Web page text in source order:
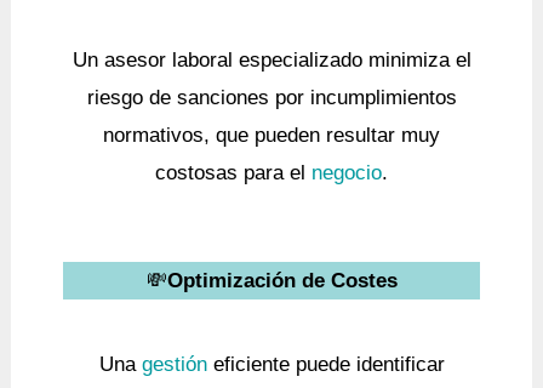
Un asesor laboral especializado minimiza el
riesgo de sanciones por incumplimientos
normativos, que pueden resultar muy
costosas para el negocio.
💸Optimización de Costes
Una gestióneficiente puede identificar